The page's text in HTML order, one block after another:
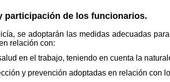
participación de los funcionarios.
se adoptarán las medidas adecuadas
relación con:
en el trabajo, teniendo en cuenta la
y prevención adoptadas en relación con